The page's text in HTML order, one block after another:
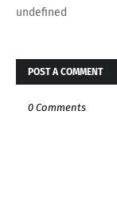
undefined
POST A COMMENT
0 Comments